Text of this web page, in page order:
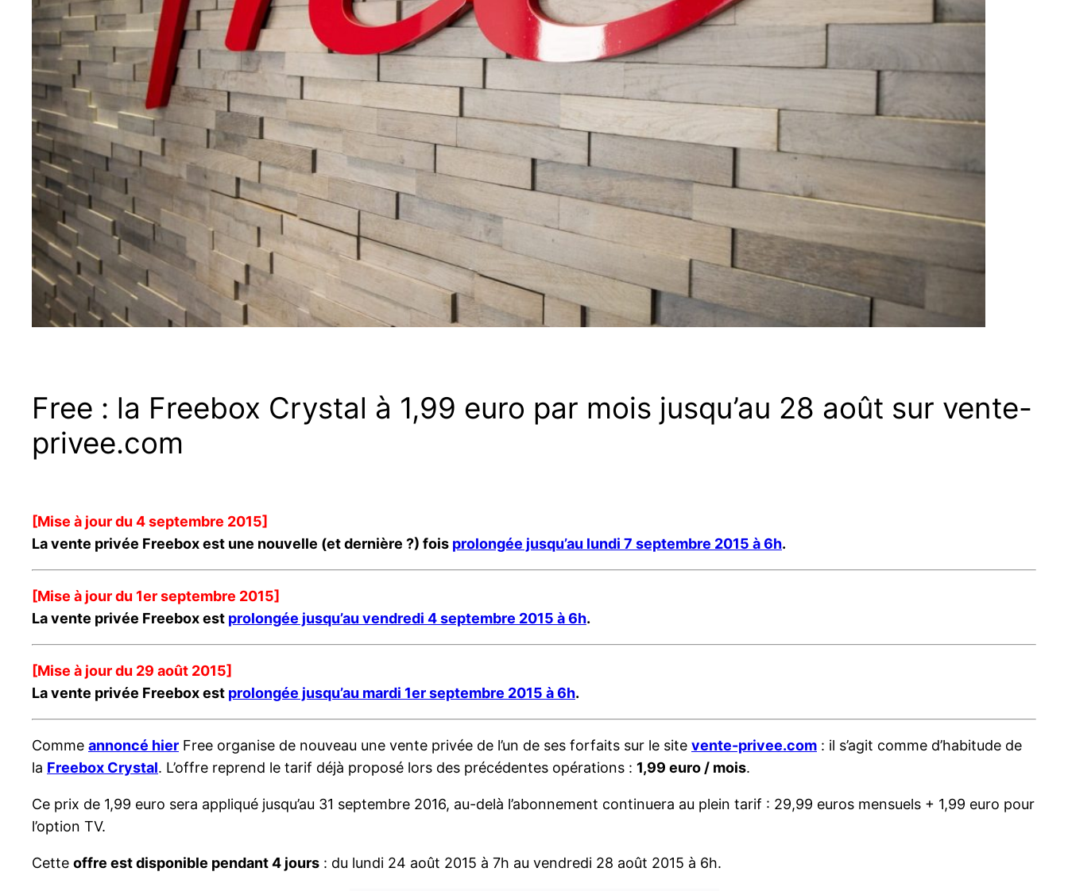
Free : la Freebox Crystal à 1,99 euro par mois jusqu’au 28 août sur vente-
privee.com
[Mise à jour du 4 septembre 2015]
La vente privée Freebox est une nouvelle (et dernière ?) fois prolongée jusqu’au lundi 7 septembre 2015 à 6h.
[Mise à jour du 1er septembre 2015]
La vente privée Freebox est prolongée jusqu’au vendredi 4 septembre 2015 à 6h.
[Mise à jour du 29 août 2015]
La vente privée Freebox est prolongée jusqu’au mardi 1er septembre 2015 à 6h.
Comme annoncé hier Free organise de nouveau une vente privée de l’un de ses forfaits sur le site vente-privee.com : il s’agit comme d’habitude de
la Freebox Crystal. L’offre reprend le tarif déjà proposé lors des précédentes opérations : 1,99 euro / mois.
Ce prix de 1,99 euro sera appliqué jusqu’au 31 septembre 2016, au-delà l’abonnement continuera au plein tarif : 29,99 euros mensuels + 1,99 euro pour
l’option TV.
Cette offre est disponible pendant 4 jours : du lundi 24 août 2015 à 7h au vendredi 28 août 2015 à 6h.